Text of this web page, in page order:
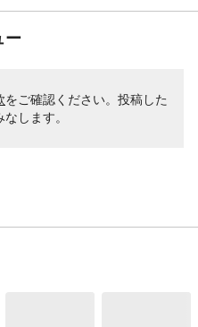
ー
をご確認ください。投稿した
します。